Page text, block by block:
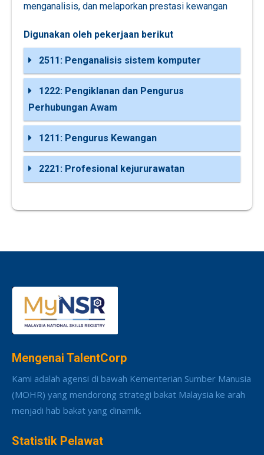
menganalisis, dan melaporkan prestasi kewangan
Digunakan oleh pekerjaan berikut
2511: Penganalisis sistem komputer
1222: Pengiklanan dan Pengurus
Perhubungan Awam
1211: Pengurus Kewangan
2221: Profesional kejururawatan
Mengenai TalentCorp
Kami adalah agensi di bawah Kementerian Sumber Manusia
(MOHR) yang mendorong strategi bakat Malaysia ke arah
menjadi hab bakat yang dinamik.
Statistik Pelawat